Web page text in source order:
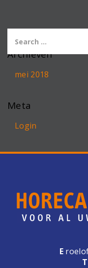
Archieven
mei 2018
Meta
Login
E
T